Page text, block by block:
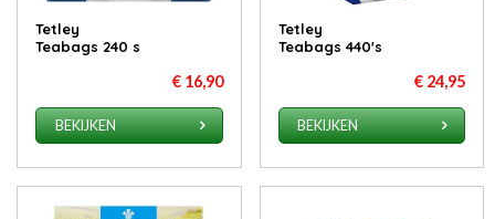
Tetley
Teabags 240 s
€ 16,90
BEKIJKEN
Tetley
Teabags 440's
€ 24,95
BEKIJKEN